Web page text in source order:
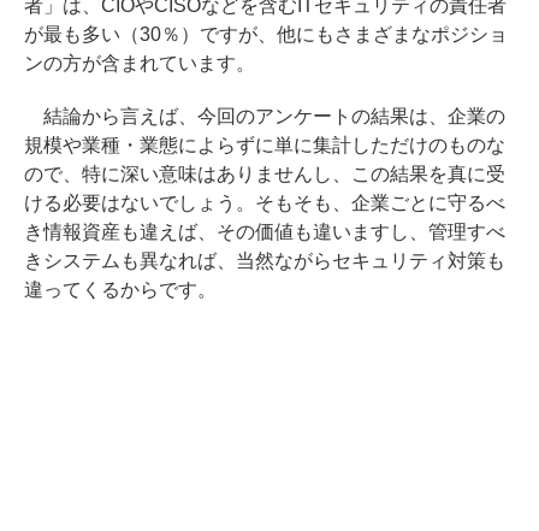
者」は、CIOやCISOなどを含むITセキュリティの責任者
が最も多い（30％）ですが、他にもさまざまなポジショ
ンの方が含まれています。
結論から言えば、今回のアンケートの結果は、企業の
規模や業種・業態によらずに単に集計しただけのものな
ので、特に深い意味はありませんし、この結果を真に受
ける必要はないでしょう。そもそも、企業ごとに守るべ
き情報資産も違えば、その価値も違いますし、管理すべ
きシステムも異なれば、当然ながらセキュリティ対策も
違ってくるからです。